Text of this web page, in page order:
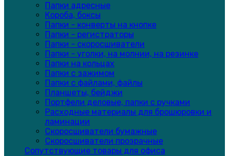
Папки адресные
Короба, боксы
Папки - конверты на кнопке
Папки - регистраторы
Папки - скоросшиватели
Папки - уголки, на молнии, на резинке
Папки на кольцах
Папки с зажимом
Папки с файлами, файлы
Планшеты, бейджи
Портфели деловые, папки с ручками
Расходные материалы для брошюровки и
ламинации
Скоросшиватели бумажные
Скоросшиватели прозрачные
Сопутствующие товары для офиса